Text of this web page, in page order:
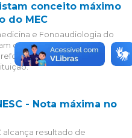
conceito máximo
do MEC
e Fonoaudiologia do
conceito máximo 5 em
a excelência
- Nota máxima no
alcança resultado de